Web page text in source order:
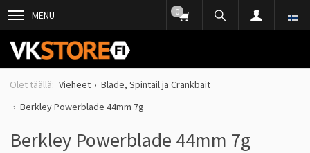
MENU 0
Vieheet
Blade, Spintail ja Crankbait
Berkley Powerblade 44mm 7g
Berkley Powerblade 44mm 7g